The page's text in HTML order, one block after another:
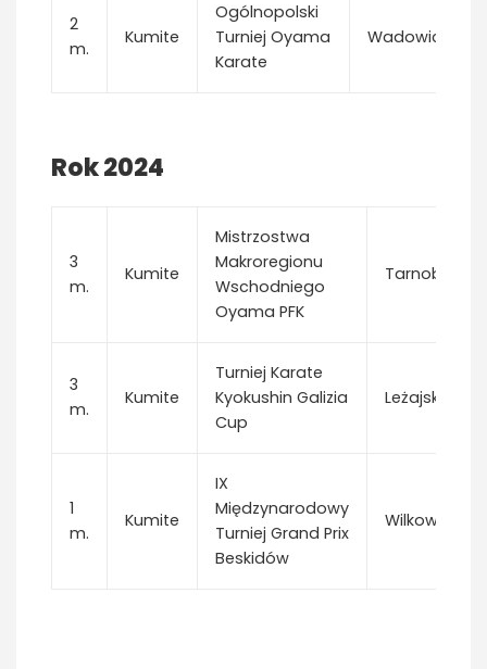
2
m.
Kumite
Ogólnopolski
Turniej Oyama
Karate
Wadowice
Rok 2024
3
m.
Kumite
Mistrzostwa
Makroregionu
Wschodniego
Oyama PFK
Tarnobrzeg
3
m.
Kumite
Turniej Karate
Kyokushin Galizia
Cup
Leżajsk
1
m.
Kumite
IX
Międzynarodowy
Turniej Grand Prix
Beskidów
Wilkowice